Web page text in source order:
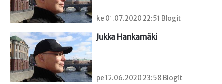
ke 01.07.2020 22:51 Blogit
Jukka Hankamäki
pe 12.06.2020 23:58 Blogit